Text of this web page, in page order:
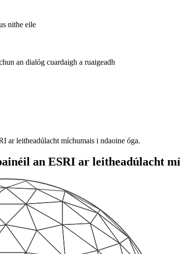
nithe eile
an dialóg cuardaigh a ruaigeadh
ar leitheadúlacht míchumais i ndaoine óga.
an ESRI ar leitheadúlacht